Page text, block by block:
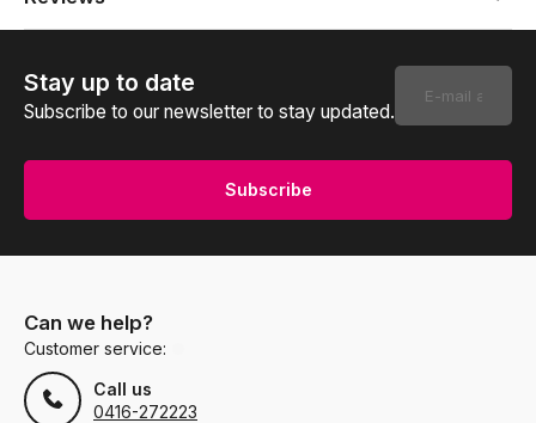
Stay up to date
Subscribe to our newsletter to stay updated.
Subscribe
Can we help?
Customer service:
Call us
0416-272223